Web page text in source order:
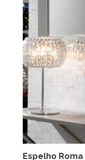
Espelho Roma